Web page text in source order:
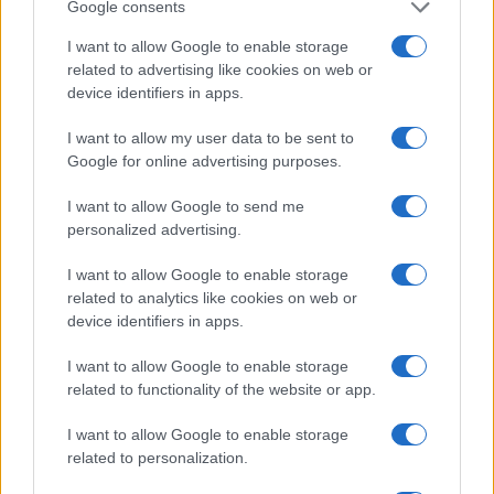
Google consents
I want to allow Google to enable storage
related to advertising like cookies on web or
device identifiers in apps.
I want to allow my user data to be sent to
Google for online advertising purposes.
I want to allow Google to send me
personalized advertising.
I want to allow Google to enable storage
related to analytics like cookies on web or
device identifiers in apps.
I want to allow Google to enable storage
related to functionality of the website or app.
I want to allow Google to enable storage
related to personalization.
PEOPLE
Mark Zuckerberg e la sfida con Elon Musk:
Mark Zuckerberg è stanco e ha deciso di lanciare un ultimatum
Chiara Nava · 14 Ago 2023